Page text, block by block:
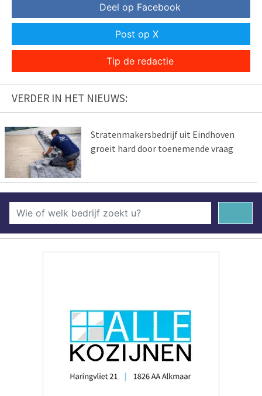
Deel op Facebook
Post op X
Tip de redactie
VERDER IN HET NIEUWS:
Stratenmakersbedrijf uit Eindhoven
groeit hard door toenemende vraag